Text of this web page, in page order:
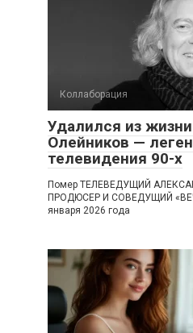
Коллаборация
Удалился из
Олейников —
телевидения 90-х
Помер ТЕЛЕВЕДУЩИЙ
ПРОДЮСЕР И СОВЕДУЩИЙ
января 2026 года